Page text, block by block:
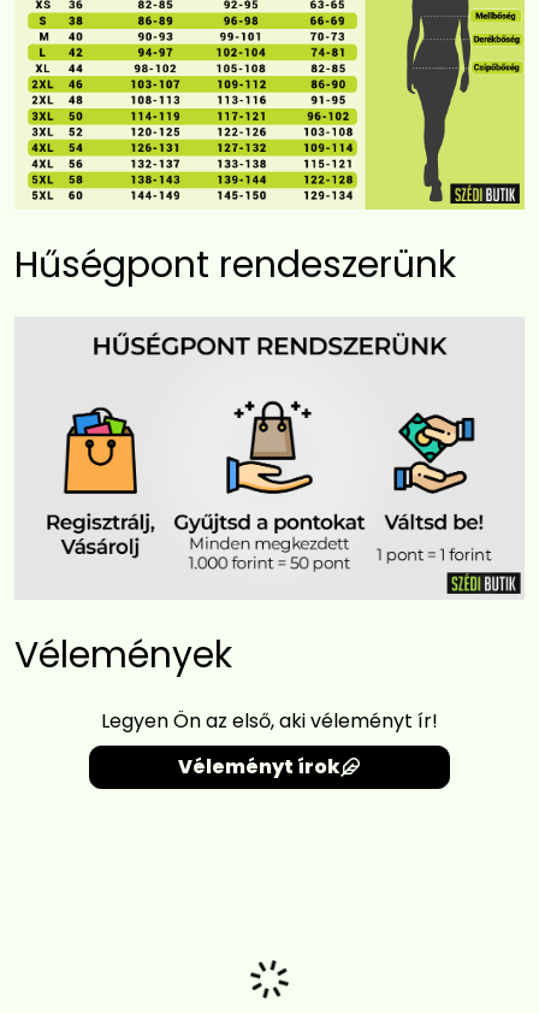
Hűségpont rendeszerünk
Vélemények
Legyen Ön az első, aki véleményt ír!
Véleményt írok